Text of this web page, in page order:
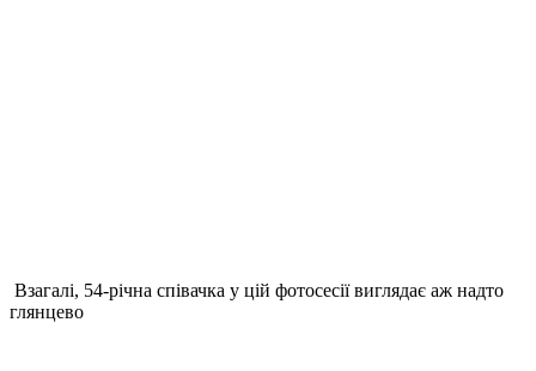
Взагалі, 54-річна співачка у цій фотосесії виглядає аж надто
глянцево